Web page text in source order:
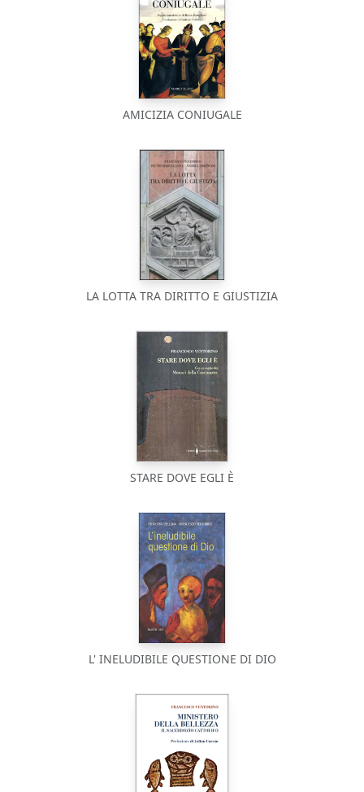
AMICIZIA CONIUGALE
LA LOTTA TRA DIRITTO E GIUSTIZIA
STARE DOVE EGLI È
L' INELUDIBILE QUESTIONE DI DIO